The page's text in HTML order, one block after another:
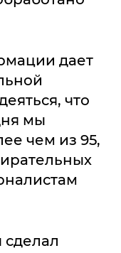
дает
что
мы
чем из 95,